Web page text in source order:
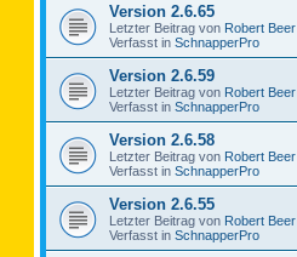
Version 2.6.65
Letzter Beitrag von Robert Beer
Verfasst in SchnapperPro
Version 2.6.59
Letzter Beitrag von Robert Beer
Verfasst in SchnapperPro
Version 2.6.58
Letzter Beitrag von Robert Beer
Verfasst in SchnapperPro
Version 2.6.55
Letzter Beitrag von Robert Beer
Verfasst in SchnapperPro